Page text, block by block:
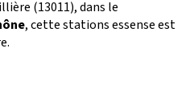
(13011), dans le
, cette stations essense est